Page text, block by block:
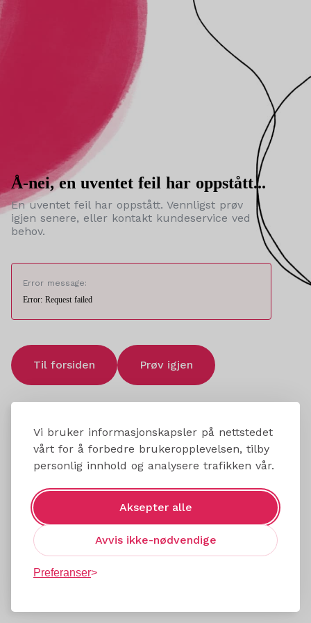
Vi bruker informasjonskapsler på nettstedet
vårt for å forbedre brukeropplevelsen, tilby
personlig innhold og analysere trafikken vår.
Aksepter alle
Avvis ikke-nødvendige
Preferanser
Å-nei, en uventet feil har oppstått...
En uventet feil har oppstått. Vennligst prøv
igjen senere, eller kontakt kundeservice ved
behov.
Error message:
Error: Request failed
Til forsiden Prøv igjen